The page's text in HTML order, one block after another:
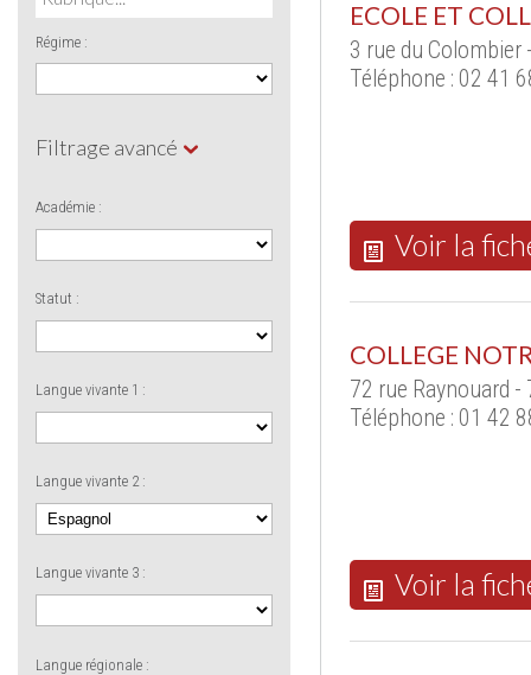
Régime :
Filtrage avancé
Académie :
Statut :
Langue vivante 1 :
Langue vivante 2 :
Langue vivante 3 :
Langue régionale :
ECOLE ET
3 rue du Colombier
Téléphone : 02 41
Voir la
COLLEGE
72 rue Raynouard -
Téléphone : 01 42
Voir la